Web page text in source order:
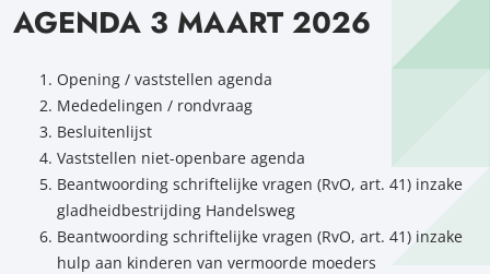
AGENDA 3 MAART 2026
Opening / vaststellen agenda
Mededelingen / rondvraag
Besluitenlijst
Vaststellen niet-openbare agenda
Beantwoording schriftelijke vragen (RvO, art. 41) inzake
gladheidbestrijding Handelsweg
Beantwoording schriftelijke vragen (RvO, art. 41) inzake
hulp aan kinderen van vermoorde moeders